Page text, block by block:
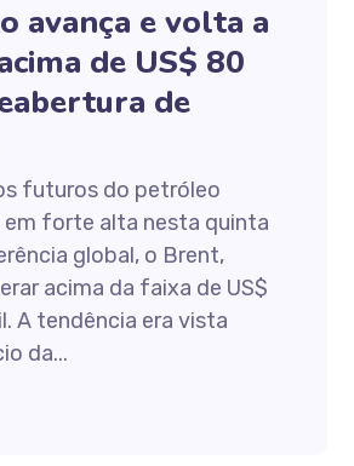
avança e volta a
de US$ 80
de
futuros do petróleo
em forte alta nesta quinta
global, o Brent,
acima da faixa de US$
A tendência era vista
da...